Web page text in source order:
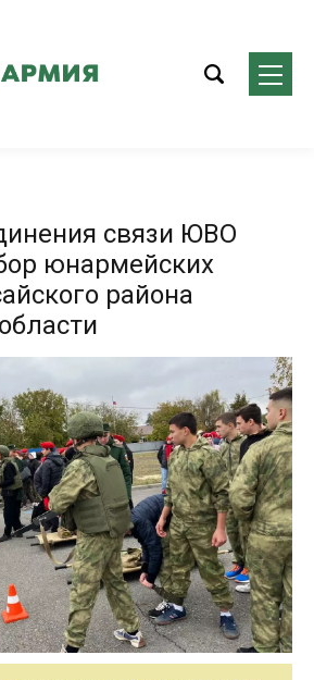
связи ЮВО
юнармейских
района